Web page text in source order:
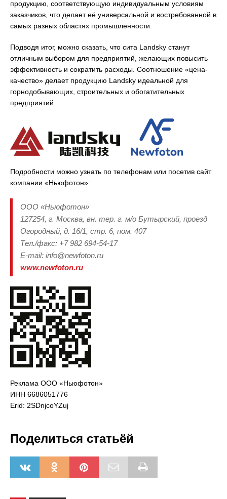
продукцию, соответствующую индивидуальным условиям
заказчиков, что делает её универсальной и востребованной в
самых разных областях промышленности.
Подводя итог, можно сказать, что сита Landsky станут
отличным выбором для предприятий, желающих повысить
эффективность и сократить расходы. Соотношение «цена-
качество» делает продукцию Landsky идеальной для
горнодобывающих, строительных и обогатительных
предприятий.
Подробности можно узнать по телефонам или посетив сайт
компании «Ньюфотон»:
ООО «Ньюфотон»
127254, г. Москва, вн. тер. г. м/о Бутырский, проезд
Огородный, д. 16/1, стр. 6, пом. 407
Тел./факс: +7 982 694-54-17
Е-mail: info@newfoton.ru
www.newfoton.ru
Реклама ООО «Ньюфотон»
ИНН 6686051776
Erid: 2SDnjcoYZuj
Поделиться статьёй